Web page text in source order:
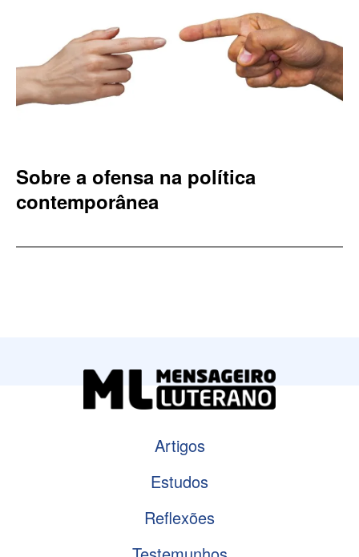
Sobre a ofensa na política
contemporânea
Artigos
Estudos
Reflexões